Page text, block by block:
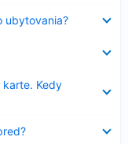
ubytovania?
karte. Kedy